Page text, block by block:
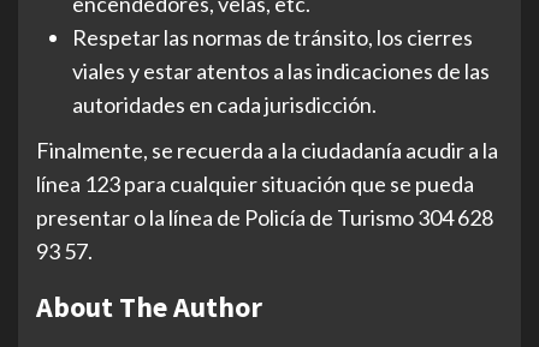
Respetar las normas de tránsito, los cierres
viales y estar atentos a las indicaciones de las
autoridades en cada jurisdicción.
Finalmente, se recuerda a la ciudadanía acudir a la
línea 123 para cualquier situación que se pueda
presentar o la línea de Policía de Turismo 304 628
93 57.
About The Author